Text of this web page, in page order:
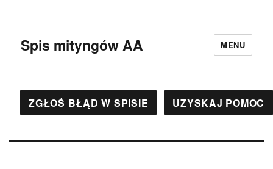
Spis mityngów AA MENU
ZGŁOŚ BŁĄD W SPISIE UZYSKAJ POMOC